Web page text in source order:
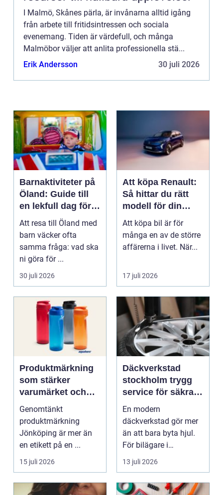
I Malmö, Skånes pärla, är invånarna alltid igång
från arbete till fritidsintressen och sociala
evenemang. Tiden är värdefull, och många
Malmöbor väljer att anlita professionella stä...
Erik Andersson
30 juli 2026
Barnaktiviteter på
Öland: Guide till
en lekfull dag för
hela familjen
Att resa till Öland med
barn väcker ofta
samma fråga: vad ska
ni göra för ...
30 juli 2026
Att köpa Renault:
Så hittar du rätt
modell för din
vardag
Att köpa bil är för
många en av de större
affärerna i livet. När...
17 juli 2026
Produktmärkning
som stärker
varumärket och
förenklar vardagen
Genomtänkt
produktmärkning
Jönköping är mer än
en etikett på en ...
15 juli 2026
Däckverkstad
stockholm trygg
service för säkra
mil året runt
En modern
däckverkstad gör mer
än att bara byta hjul.
För bilägare i
Stockholm handlar
valet av däck...
13 juli 2026